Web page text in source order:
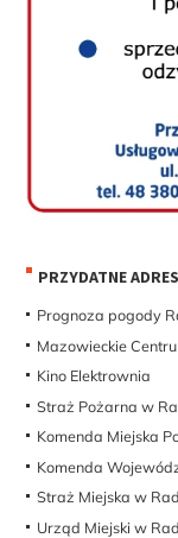
PRZYDATNE
Prognoza pogody
Mazowieckie
Kino Elektrownia
Straż Pożarna w
Komenda Miejska
Komenda
Straż Miejska w
Urząd Miejski w